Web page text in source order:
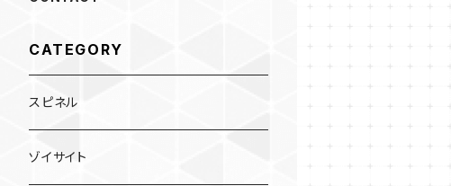
CATEGORY
スピネル
ゾイサイト